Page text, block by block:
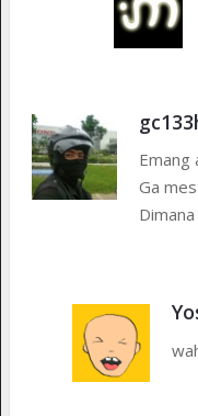
Emang
Ga